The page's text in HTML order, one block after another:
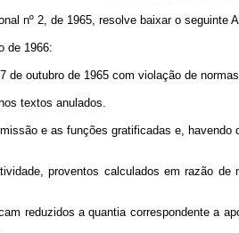
nº 2, de 1965, resolve baixar o seguinte
de 1966:
outubro de 1965 com violação de
textos anulados.
e as funções gratificadas e,
proventos calculados em razão
reduzidos a quantia correspondente a